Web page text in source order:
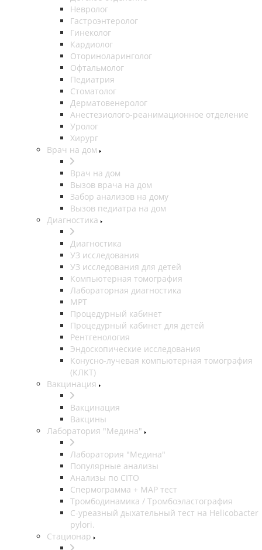
Невролог
Гастроэнтеролог
Гинеколог
Кардиолог
Оториноларинголог
Офтальмолог
Педиатрия
Стоматолог
Дерматовенеролог
Анестезиолого-реанимационное отделение
Уролог
Хирург
Врач на дом
Врач на дом
Вызов врача на дом
Забор анализов на дому
Вызов педиатра на дом
Диагностика
Диагностика
УЗ исследования
УЗ исследования для детей
Компьютерная томография
Лабораторная диагностика
МРТ
Процедурный кабинет
Процедурный кабинет для детей
Рентгенология
Эндоскопические исследования
Конусно-лучевая компьютерная томография
(КЛКТ)
Вакцинация
Вакцинация
Вакцины
Лаборатория "Медина"
Лаборатория "Медина"
Популярные анализы
Анализы по CITO
Спермограмма + МАР тест
Тромбодинамика / Тромбоэластография
С-уреазный дыхательный тест на Helicobacter
pylori.
Стационар